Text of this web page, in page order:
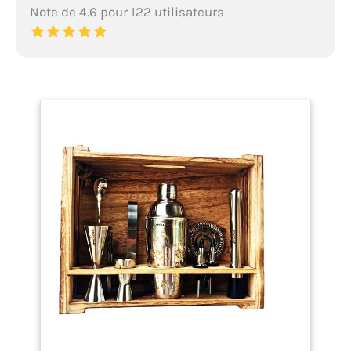
Note de 4.6 pour 122 utilisateurs